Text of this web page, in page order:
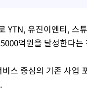
YTN, 유진이엔티, 스
억원을 달성한다
스 중심의 기존 사업